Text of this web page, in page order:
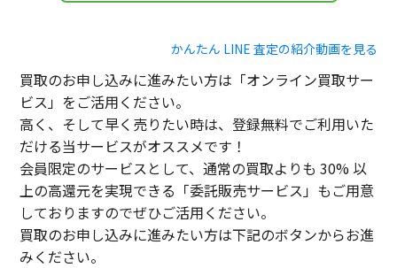
かんたん LINE 査定の紹介動画を見る
買取のお申し込みに進みたい方は「オンライン買取サー
ビス」をご活用ください。
高く、そして早く売りたい時は、登録無料でご利用いた
だける当サービスがオススメです！
会員限定のサービスとして、通常の買取よりも 30% 以
上の高還元を実現できる「委託販売サービス」もご用意
しておりますのでぜひご活用ください。
買取のお申し込みに進みたい方は下記のボタンからお進
みください。